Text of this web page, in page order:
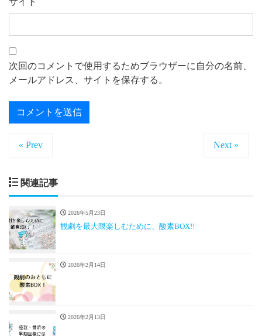
次回のコメントで使用するためブラウザーに自分の名前、
メールアドレス、サイトを保存する。
« Prev Next »
関連記事
2026年5月23日
観劇を最大限楽しむために、酸素BOX!!
2026年2月14日
2026年2月13日